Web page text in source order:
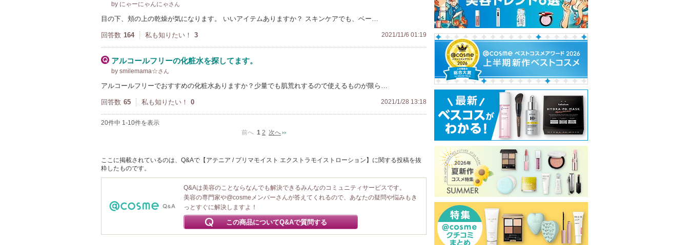
by にゃーにゃんにゃさん
目の下、頬の上の乾燥が気になります。 いいアイテムありますか？ スキンケアでも、ベー…
回答数 164 私も知りたい！ 3 2021/11/6 01:19
アルコールフリーの化粧水を探してます。
by smilemama☆さん
アルコールフリーでおすすめの化粧水ありますか？少量でも肌荒れするので使えるものが限ら…
回答数 65 私も知りたい！ 0 2021/1/28 13:18
20件中 1-10件を表示
前へ 1 2 次へ
ここに掲載されているのは、Q&Aで【アテニア / プリマモイスト エクストラモイストローション】に関する投稿を抜
粋したものです。
Q&Aは美容のことならなんでも解決できるみんなのコミュニティサービスです。
美容の専門家や@cosmeメンバーさんが答えてくれるので、あなたの疑問や悩みもき
っとすぐに解決しますよ！
この商品についてQ&Aで質問する